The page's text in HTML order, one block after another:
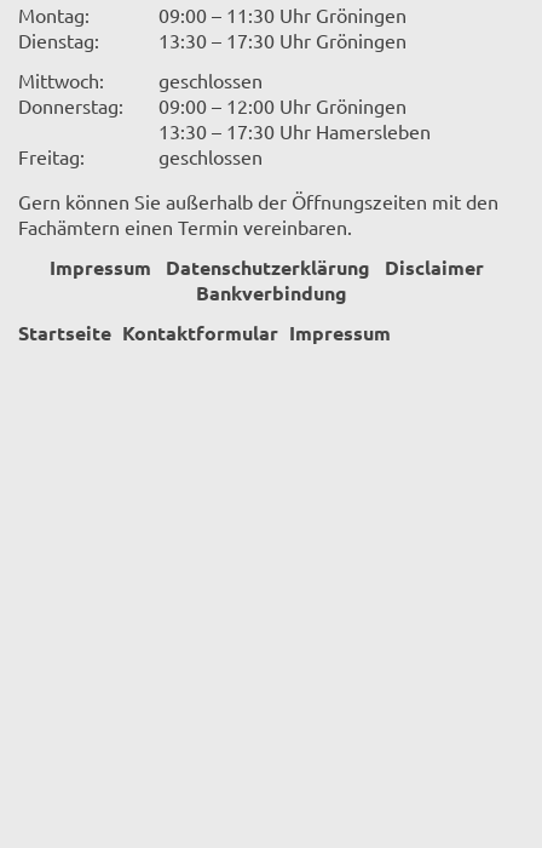
Montag:
09:00 – 11:30 Uhr Gröningen
Dienstag:
13:30 – 17:30 Uhr Gröningen
Mittwoch:
geschlossen
Donnerstag:
09:00 – 12:00 Uhr Gröningen
13:30 – 17:30 Uhr Hamersleben
Freitag:
geschlossen
Gern können Sie außerhalb der Öffnungszeiten mit den
Fachämtern einen Termin vereinbaren.
Impressum Datenschutzerklärung
Disclaimer
Bankverbindung
Startseite Kontaktformular Impressum